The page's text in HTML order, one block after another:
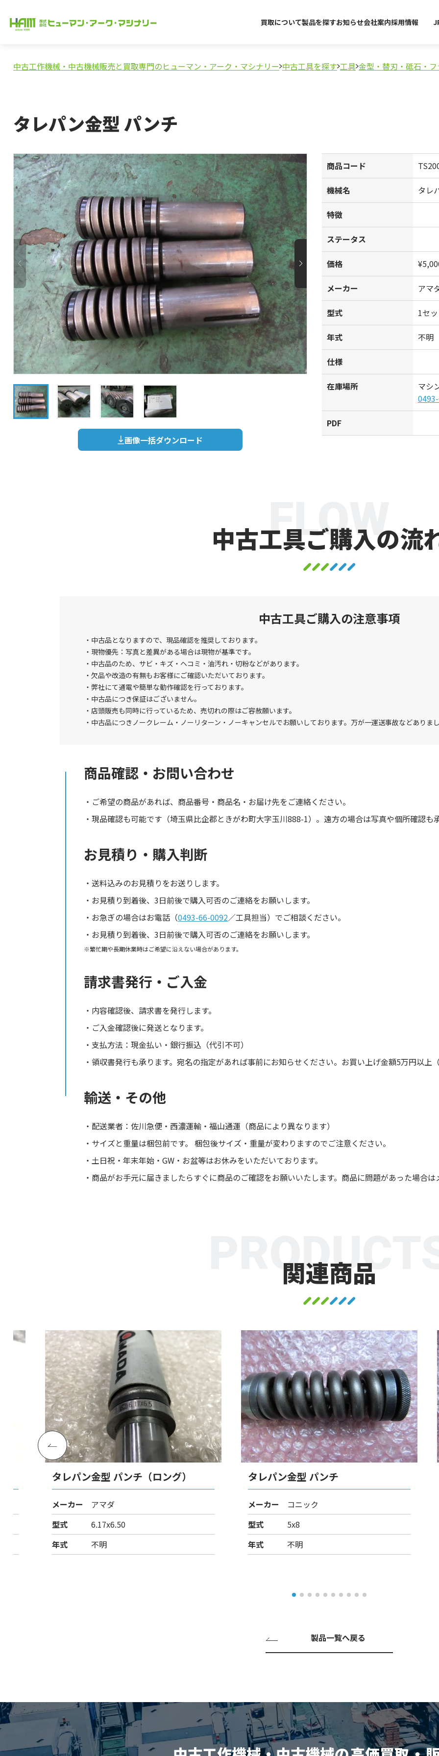
買取について製品を探すお知らせ会社案内採用情報
中古工作機械・中古機械販売と買取専門のヒューマン・アーク・マシナリー 中古工具を探す 工具 金型・替刃・砥石・
タレパン金型 パンチ
画像一括ダウンロード
商品コード
機械名 タレ
特徴
ステータス
価格
メーカー アマ
型式 1セ
年式 不明
仕様
在庫場所
マシ
PDF
中古工具ご購入の流
FLOW
中古工具ご購入の注意事項
中古品となりますので、現品確認を推奨しております。
現物優先：写真と差異がある場合は現物が基準です。
中古品のため、サビ・キズ・ヘコミ・油汚れ・切粉などがあります。
欠品や改造の有無もお客様にご確認いただいております。
弊社にて通電や簡単な動作確認を行っております。
中古品につき保証はございません。
店頭販売も同時に行っているため、売切れの際はご容赦願います。
中古品につきノークレーム・ノーリターン・ノーキャンセルでお願いしております。万が一運送事故などありま
商品確認・お問い合わせ
ご希望の商品があれば、商品番号・商品名・お届け先をご連絡ください。
現品確認も可能です（埼玉県比企郡ときがわ町大字玉川888-1）。遠方の場合は写真や個所確認も
お見積り・購入判断
送料込みのお見積りをお送りします。
お見積り到着後、3日前後で購入可否のご連絡をお願いします。
お急ぎの場合はお電話（0493-66-0092／工具担当）でご相談ください。
お見積り到着後、3日前後で購入可否のご連絡をお願いします。
繁忙期や長期休業時はご希望に沿えない場合があります。
請求書発行・ご入金
内容確認後、請求書を発行します。
ご入金確認後に発送となります。
支払方法：現金払い・銀行振込（代引不可）
領収書発行も承ります。宛名の指定があれば事前にお知らせください。お買い上げ金額5万円以上
輸送・その他
配送業者：佐川急便・西濃運輸・福山通運（商品により異なります）
サイズと重量は梱包前です。 梱包後サイズ・重量が変わりますのでご注意ください。
土日祝・年末年始・GW・お盆等はお休みをいただいております。
商品がお手元に届きましたらすぐに商品のご確認をお願いいたします。商品に問題があった場合
関連商品
タレパン金型 パンチ（ロング）
メーカー
アマダ
型式
6.17x6.50
年式
不明
タレパン金型 パンチ
メーカー
コニック
型式
5x8
年式
不明
製品一覧へ戻る